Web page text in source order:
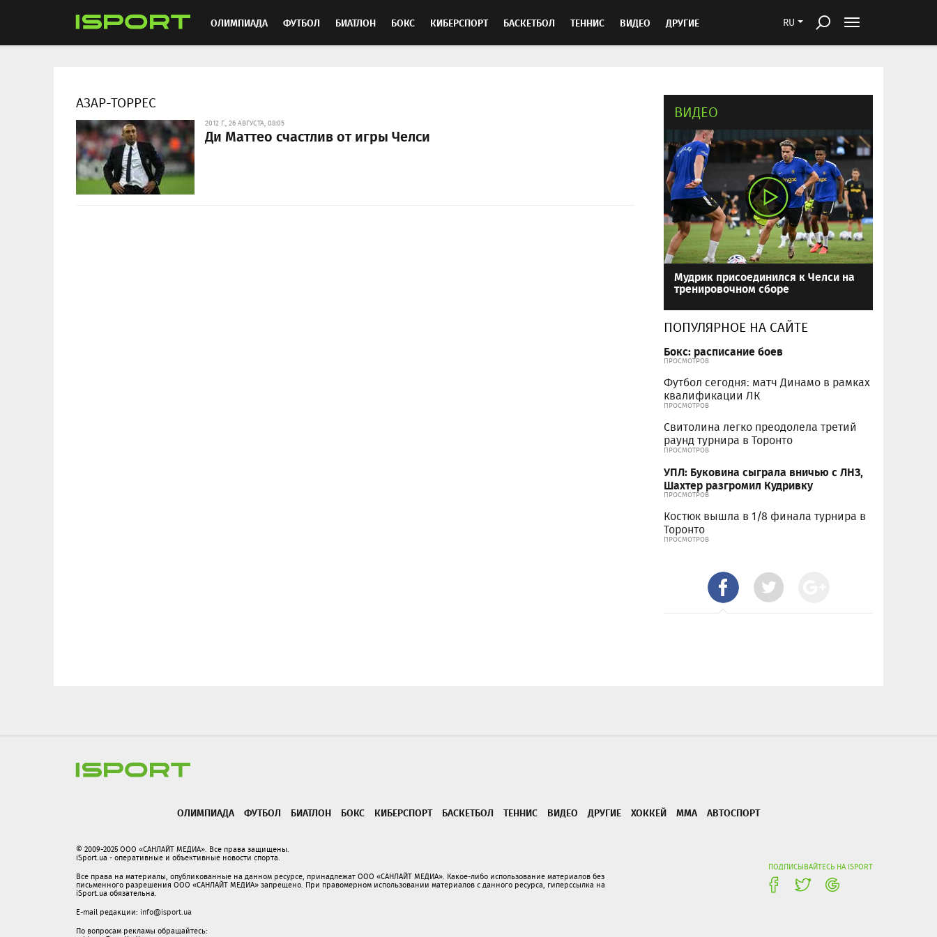
RU
ОЛИМПИАДА ФУТБОЛ БИАТЛОН БОКС КИБЕРСПОРТ БАСКЕТБОЛ ТЕННИС ВИДЕО ДРУГИЕ
АЗАР-ТОРРЕС
2012 Г., 26 АВГУСТА, 08:05
Ди Маттео счастлив от игры Челси
ВИДЕО
Мудрик присоединился к Челси на
тренировочном сборе
ПОПУЛЯРНОЕ НА САЙТЕ
Бокс: расписание боев
ПРОСМОТРОВ
Футбол сегодня: матч Динамо в рамках
квалификации ЛК
ПРОСМОТРОВ
Свитолина легко преодолела третий
раунд турнира в Торонто
ПРОСМОТРОВ
УПЛ: Буковина сыграла вничью с ЛНЗ,
Шахтер разгромил Кудривку
ПРОСМОТРОВ
Костюк вышла в 1/8 финала турнира в
Торонто
ПРОСМОТРОВ
ОЛИМПИАДА ФУТБОЛ БИАТЛОН БОКС КИБЕРСПОРТ БАСКЕТБОЛ ТЕННИС ВИДЕО ДРУГИЕ ХОККЕЙ ММА АВТОСПОРТ
ПОДПИСЫВАЙТЕСЬ НА ISPORT
© 2009-2025 ООО «САНЛАЙТ МЕДИА». Все права защищены.
iSport.ua - оперативные и объективные новости спорта.
Все права на материалы, опубликованные на данном ресурсе, принадлежат ООО «САНЛАЙТ МЕДИА». Какое-либо использование материалов без
письменного разрешения ООО «САНЛАЙТ МЕДИА» запрещено. При правомерном использовании материалов с данного ресурса, гиперссылка на
iSport.ua обязательна.
E-mail редакции: info@isport.ua
По вопросам рекламы обращайтесь: